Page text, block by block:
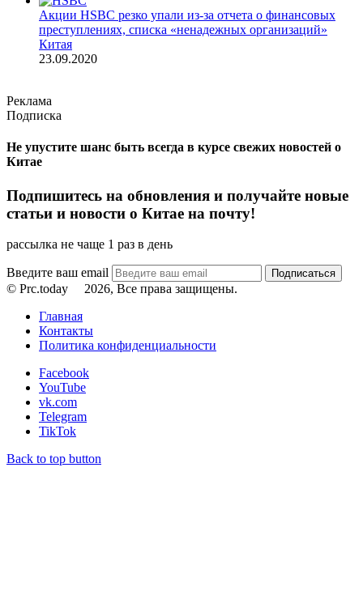
Акции HSBC резко упали из-за отчета о финансовых
преступлениях, списка «ненадежных организаций»
Китая
23.09.2020
Реклама
Подписка
Не упустите шанс быть всегда в курсе свежих новостей о
Китае
Подпишитесь на обновления и получайте новые
статьи и новости о Китае на почту!
рассылка не чаще 1 раз в день
Введите ваш email
© Prc.today
2026, Все права защищены.
Главная
Контакты
Политика конфиденциальности
Facebook
YouTube
vk.com
Telegram
TikTok
Back to top button